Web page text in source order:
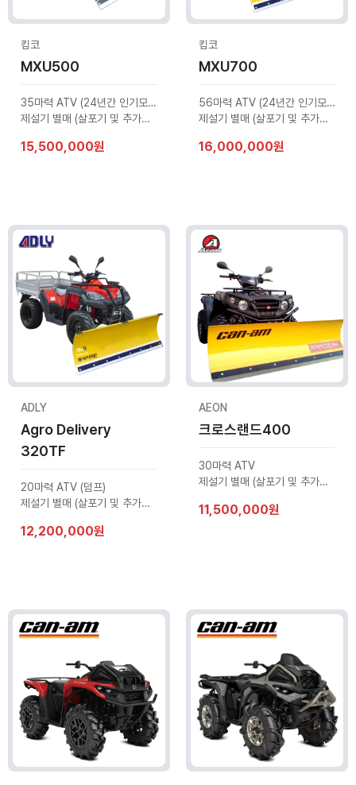
킴코
MXU500
35마력 ATV (24년간 인기모델)
제설기 별매 (살포기 및 추가옵션 문의)
15,500,000원
킴코
MXU700
56마력 ATV (24년간 인기모델)
제설기 별매 (살포기 및 추가옵션 문의)
16,000,000원
ADLY
Agro Delivery
320TF
20마력 ATV (덤프)
제설기 별매 (살포기 및 추가옵션 문의)
12,200,000원
AEON
크로스랜드400
30마력 ATV
제설기 별매 (살포기 및 추가옵션 문의)
11,500,000원